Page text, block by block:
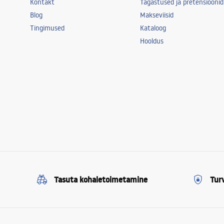
Kontakt
Blog
Tingimused
Tagastused ja pretensioonid
Makseviisid
Kataloog
Hooldus
Tasuta kohaletoimetamine